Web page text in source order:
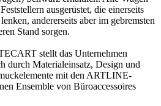
ausgerüstet, die einerseits
andererseits aber im gebremsten
Stand sorgen.
stellt das Unternehmen
durch Materialeinsatz, Design und
mit den ARTLINE-
Ensemble von Büroaccessoires